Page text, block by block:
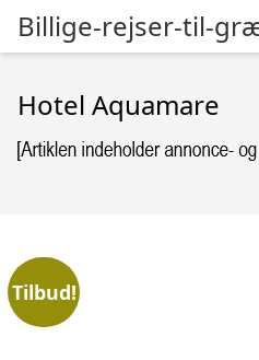
Billige-rejser-til-
Hotel Aquamare
Tilbud!